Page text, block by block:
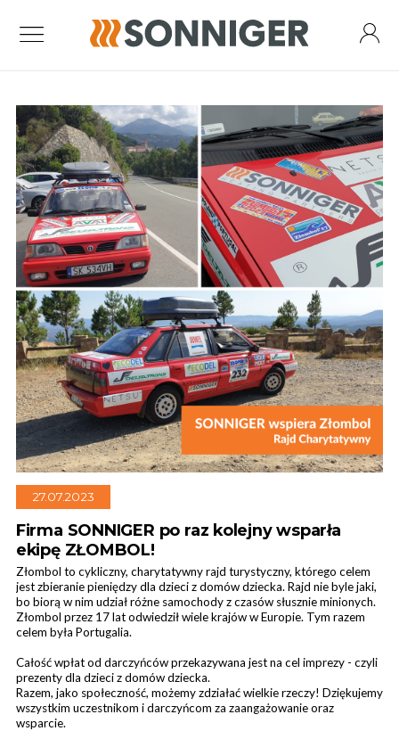
Kurtyny powietrzne
Kurtyna Guard One
Kurtyny przemysłowe
27.07.2023
Firma SONNIGER po raz kolejny wsparła
ekipę ZŁOMBOL!
Złombol to cykliczny, charytatywny rajd turystyczny, którego celem
jest zbieranie pieniędzy dla dzieci z domów dziecka. Rajd nie byle jaki,
bo biorą w nim udział różne samochody z czasów słusznie minionych.
Złombol przez 17 lat odwiedził wiele krajów w Europie. Tym razem
celem była Portugalia.
Całość wpłat od darczyńców przekazywana jest na cel imprezy - czyli
prezenty dla dzieci z domów dziecka.
Razem, jako społeczność, możemy zdziałać wielkie rzeczy! Dziękujemy
wszystkim uczestnikom i darczyńcom za zaangażowanie oraz
wsparcie.